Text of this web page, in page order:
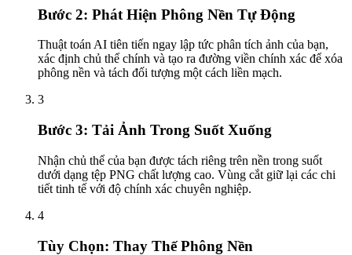
Bước 2: Phát Hiện Phông Nền Tự Động
Thuật toán AI tiên tiến ngay lập tức phân tích ảnh của bạn,
xác định chủ thể chính và tạo ra đường viền chính xác để xóa
phông nền và tách đối tượng một cách liền mạch.
3
Bước 3: Tải Ảnh Trong Suốt Xuống
Nhận chủ thể của bạn được tách riêng trên nền trong suốt
dưới dạng tệp PNG chất lượng cao. Vùng cắt giữ lại các chi
tiết tinh tế với độ chính xác chuyên nghiệp.
4
Tùy Chọn: Thay Thế Phông Nền